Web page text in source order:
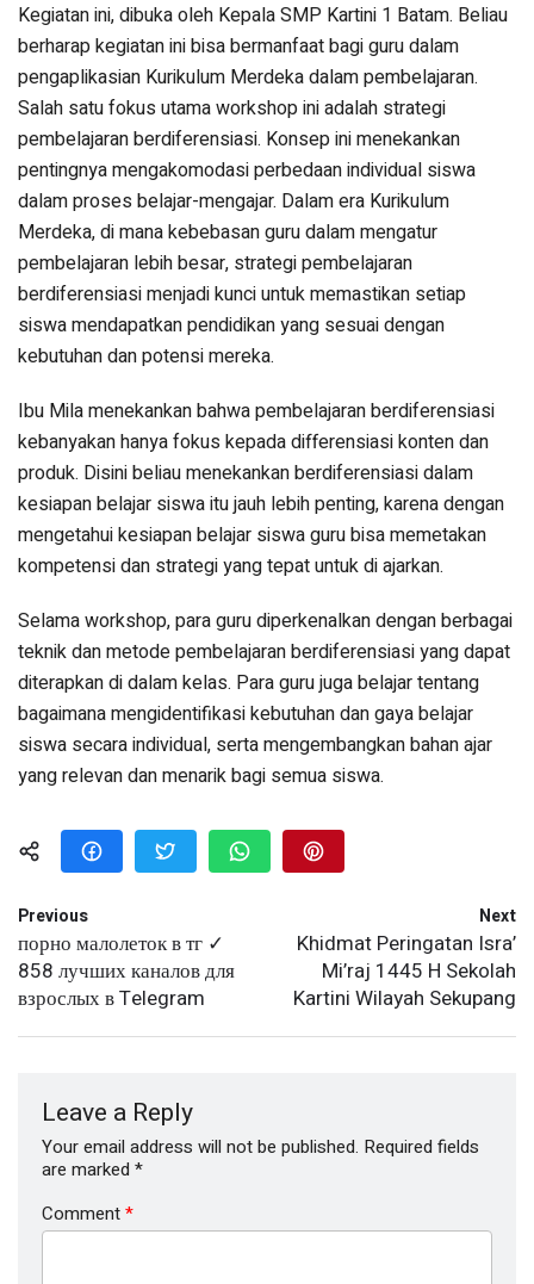
Kegiatan ini, dibuka oleh Kepala SMP Kartini 1 Batam. Beliau
berharap kegiatan ini bisa bermanfaat bagi guru dalam
pengaplikasian Kurikulum Merdeka dalam pembelajaran.
Salah satu fokus utama workshop ini adalah strategi
pembelajaran berdiferensiasi. Konsep ini menekankan
pentingnya mengakomodasi perbedaan individual siswa
dalam proses belajar-mengajar. Dalam era Kurikulum
Merdeka, di mana kebebasan guru dalam mengatur
pembelajaran lebih besar, strategi pembelajaran
berdiferensiasi menjadi kunci untuk memastikan setiap
siswa mendapatkan pendidikan yang sesuai dengan
kebutuhan dan potensi mereka.
Ibu Mila menekankan bahwa pembelajaran berdiferensiasi
kebanyakan hanya fokus kepada differensiasi konten dan
produk. Disini beliau menekankan berdiferensiasi dalam
kesiapan belajar siswa itu jauh lebih penting, karena dengan
mengetahui kesiapan belajar siswa guru bisa memetakan
kompetensi dan strategi yang tepat untuk di ajarkan.
Selama workshop, para guru diperkenalkan dengan berbagai
teknik dan metode pembelajaran berdiferensiasi yang dapat
diterapkan di dalam kelas. Para guru juga belajar tentang
bagaimana mengidentifikasi kebutuhan dan gaya belajar
siswa secara individual, serta mengembangkan bahan ajar
yang relevan dan menarik bagi semua siswa.
Previous
порно малолеток в тг ✓
858 лучших каналов для
взрослых в Telegram
Next
Khidmat Peringatan Isra’
Mi’raj 1445 H Sekolah
Kartini Wilayah Sekupang
Leave a Reply
Your email address will not be published. Required fields
are marked *
Comment*